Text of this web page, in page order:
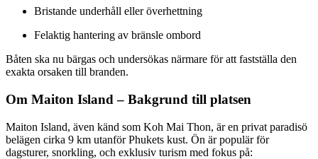
Bristande underhåll eller överhettning
Felaktig hantering av bränsle ombord
Båten ska nu bärgas och undersökas närmare för att fastställa den
exakta orsaken till branden.
Om Maiton Island – Bakgrund till platsen
Maiton Island, även känd som Koh Mai Thon, är en privat paradisö
belägen cirka 9 km utanför Phukets kust. Ön är populär för
dagsturer, snorkling, och exklusiv turism med fokus på: